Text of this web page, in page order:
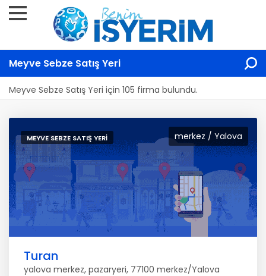
Meyve Sebze Satış Yeri
Meyve Sebze Satış Yeri için 105 firma bulundu.
merkez / Yalova
MEYVE SEBZE SATIŞ YERI
Turan
yalova merkez, pazaryeri, 77100 merkez/Yalova